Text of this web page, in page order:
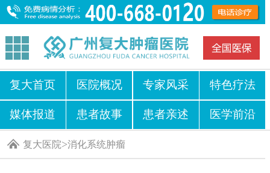
复大首页 医院概况 专家风采 特色疗法
媒体报道 患者故事 患者亲述 医学前沿
复大医院>消化系统肿瘤